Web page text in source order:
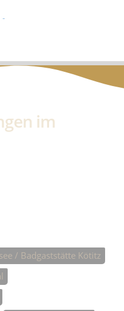
im
/ Badgaststätte Kötitz